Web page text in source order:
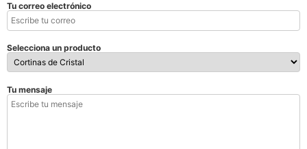
Tu correo electrónico
Selecciona un producto
Tu mensaje